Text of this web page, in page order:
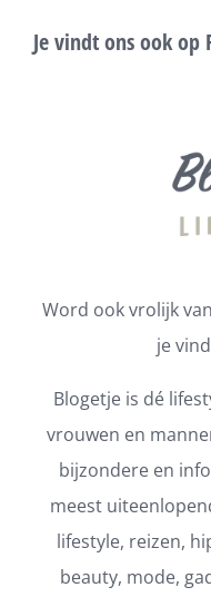
Je vindt ons ook op
Word ook vrolijk
je
Blogetje is dé
vrouwen en
bijzondere en
meest
lifestyle, reizen,
beauty, mode,